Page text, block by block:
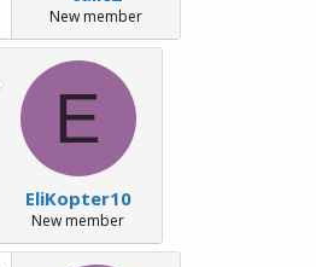
New member
E
EliKopter10
New member